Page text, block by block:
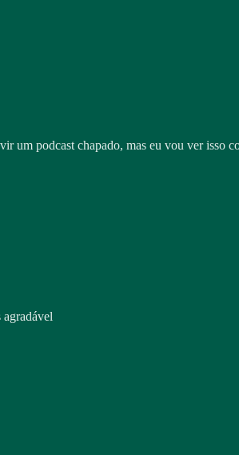
podcast chapado, mas eu vou ver isso